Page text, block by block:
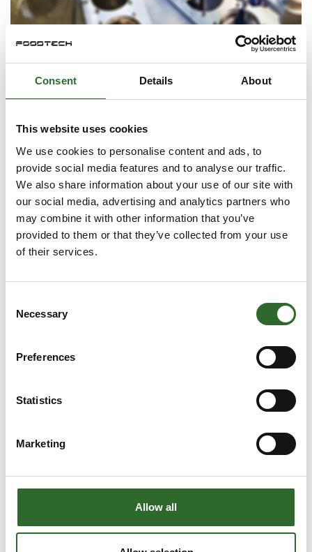
Consent Details About
This website uses cookies
We use cookies to personalise content and ads, to
provide social media features and to analyse our traffic.
We also share information about your use of our site with
our social media, advertising and analytics partners who
may combine it with other information that you’ve
provided to them or that they’ve collected from your use
of their services.
Selection
Necessary
Preferences
Statistics
Marketing
Allow all
Food Packaging
Ingredienser og tilsætninger